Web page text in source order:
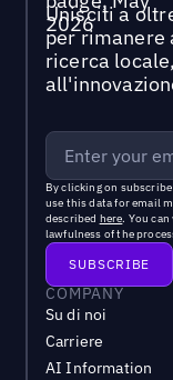
Unisciti a
per rimanere
ricerca
By clicking on
use this data for email
described here. You
lawfulness of the
COMPANY
Su di noi
Carriere
AI Information